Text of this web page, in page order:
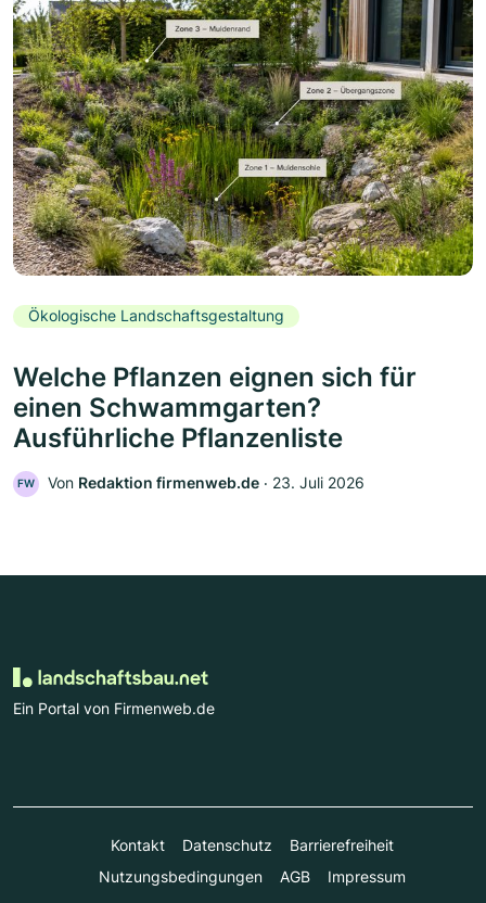
Ökologische Landschaftsgestaltung
Welche Pflanzen eignen sich für
einen Schwammgarten?
Ausführliche Pflanzenliste
FW Von Redaktion firmenweb.de ‧ 23. Juli 2026
Ein Portal von Firmenweb.de
Kontakt Datenschutz
Barrierefreiheit
Nutzungsbedingungen
AGB Impressum